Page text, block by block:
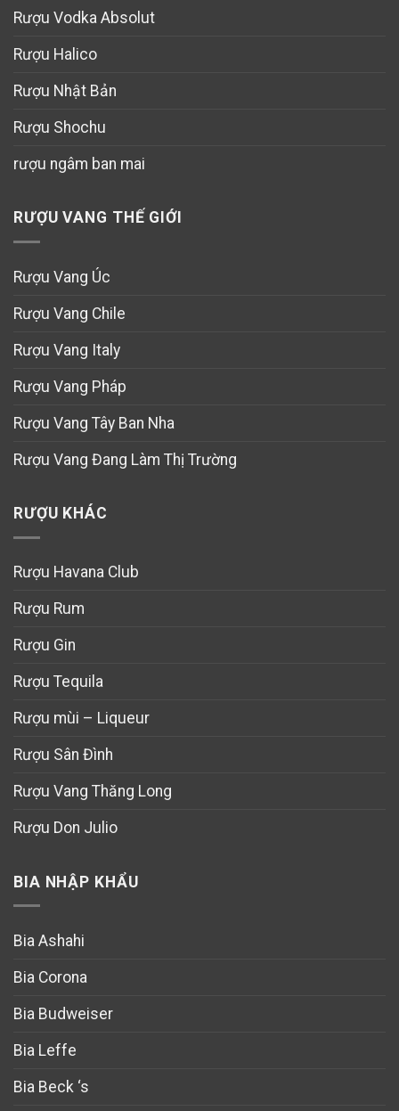
Rượu Vodka Absolut
Rượu Halico
Rượu Nhật Bản
Rượu Shochu
rượu ngâm ban mai
RƯỢU VANG THẾ GIỚI
Rượu Vang Úc
Rượu Vang Chile
Rượu Vang Italy
Rượu Vang Pháp
Rượu Vang Tây Ban Nha
Rượu Vang Đang Làm Thị Trường
RƯỢU KHÁC
Rượu Havana Club
Rượu Rum
Rượu Gin
Rượu Tequila
Rượu mùi – Liqueur
Rượu Sân Đình
Rượu Vang Thăng Long
Rượu Don Julio
BIA NHẬP KHẨU
Bia Ashahi
Bia Corona
Bia Budweiser
Bia Leffe
Bia Beck ‘s